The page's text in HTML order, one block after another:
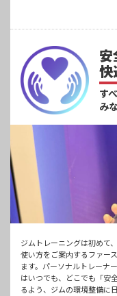
安
快
す
み
ジムトレーニングは初めて
使い方をご案内するファー
ます。パーソナルトレーナ
はいつでも、どこでも「安
るよう、ジムの環境整備に